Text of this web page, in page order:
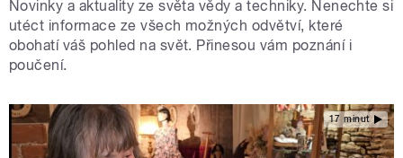
Novinky a aktuality ze světa vědy a techniky. Nenechte si
utéct informace ze všech možných odvětví, které
obohatí váš pohled na svět. Přinesou vám poznání i
poučení.
17 minut